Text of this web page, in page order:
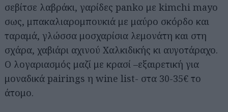
σεβίτσε λαβράκι, γαρίδες panko με kimchi mayo
σως, μπακαλιαρομπουκιά με μαύρο σκόρδο και
ταραμά, γλώσσα μοσχαρίσια λεμονάτη και στη
σχάρα, χαβιάρι αχινού Χαλκιδικής κι αυγοτάραχο.
Ο λογαριασμός μαζί με κρασί –εξαιρετική για
μοναδικά pairings η wine list- στα 30-35€ το
άτομο.